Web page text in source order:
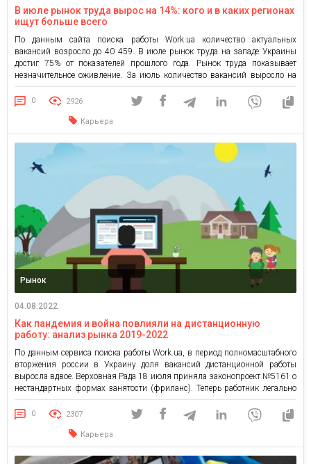
В июле рынок труда вырос на 14%: кого и в каких регионах
ищут больше всего
По данным сайта поиска работы Work.ua количество актуальных
вакансий возросло до 40 459. В июле рынок труда на западе Украины
достиг 75% от показателей прошлого года. Рынок труда показывает
незначительное оживление. За июль количество вакансий выросло на
14%. Примечательно, что в июле прошлого года наблюдался спад по
сравнению с июнем. Топ-5 областей Украины по вакансиям […]
0 2926
Карьера
Рынок
04.08.2022
Как пандемия и война повлияли на дистанционную
работу: анализ рынка 2019-2022
По данным сервиса поиска работы Work.ua, в период полномасштабного
вторжения россии в Украину доля вакансий дистанционной работы
выросла вдвое. Верховная Рада 18 июля приняла законопроект №5161 о
нестандартных формах занятости (фриланс). Теперь работник легально
сможет совмещать работу у нескольких работодателей и будет иметь
базовые социальные гарантии. Трудовой договор с нефиксированным
рабочим временем внедряется как альтернатива […]
0 2307
Карьера